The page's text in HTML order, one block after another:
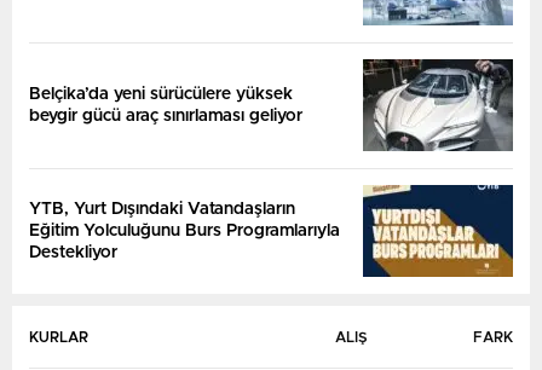
Belçika’da yeni sürücülere yüksek
beygir gücü araç sınırlaması geliyor
YTB, Yurt Dışındaki Vatandaşların
Eğitim Yolculuğunu Burs Programlarıyla
Destekliyor
KURLAR ALIŞ FARK